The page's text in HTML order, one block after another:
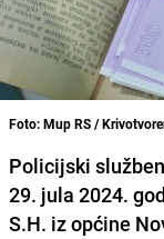
Foto: Mup RS /
Policijski
29. jula 2024.
S.H. iz općine